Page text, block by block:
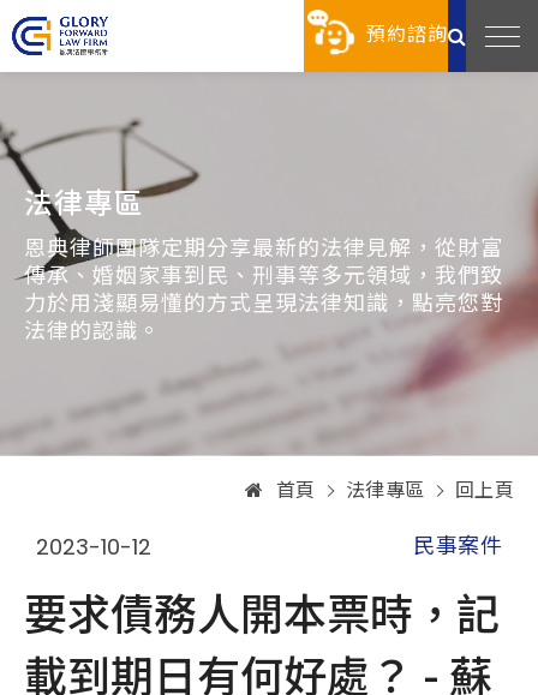
預約諮詢
法律專區
恩典律師團隊定期分享最新的法律見解，從財富
傳承、婚姻家事到民、刑事等多元領域，我們致
力於用淺顯易懂的方式呈現法律知識，點亮您對
法律的認識。
首頁 法律專區 回上頁
2023-10-12 民事案件
要求債務人開本票時，記
載到期日有何好處？ - 蘇